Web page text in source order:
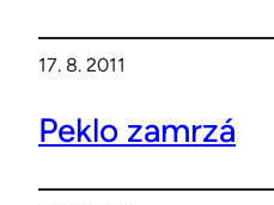
17. 8. 2011
Peklo zamrzá